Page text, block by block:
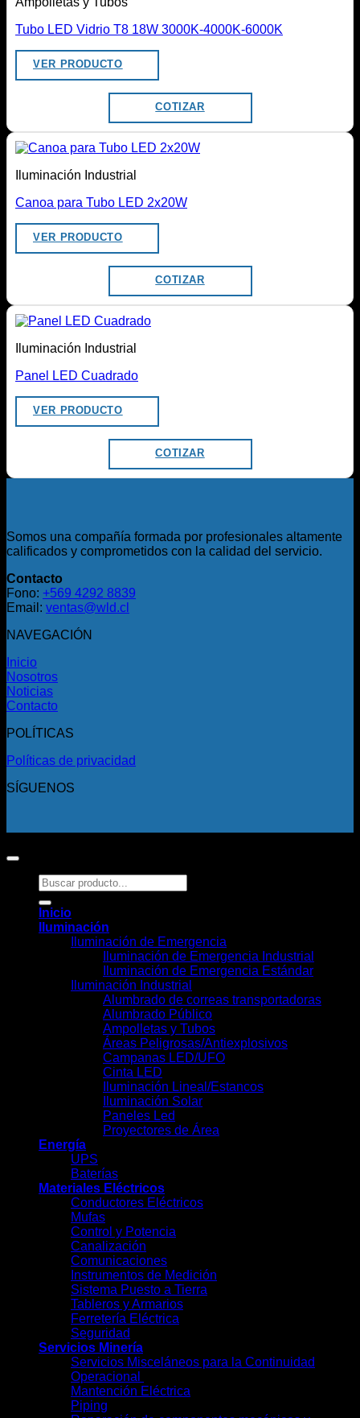
Tubo LED Vidrio T8 18W 3000K-4000K-6000K
VER PRODUCTO
COTIZAR
Iluminación Industrial
Canoa para Tubo LED 2x20W
VER PRODUCTO
COTIZAR
Iluminación Industrial
Panel LED Cuadrado
VER PRODUCTO
COTIZAR
Somos una compañía formada por profesionales altamente
calificados y comprometidos con la calidad del servicio.
Contacto
Fono: +569 4292 8839
Email: ventas@wld.cl
NAVEGACIÓN
Inicio
Nosotros
Noticias
Contacto
POLÍTICAS
Políticas de privacidad
SÍGUENOS
Buscar
por:
Inicio
Iluminación
Iluminación de Emergencia
Iluminación de Emergencia Industrial
Iluminación de Emergencia Estándar
Iluminación Industrial
Alumbrado de correas transportadoras
Alumbrado Público
Ampolletas y Tubos
Áreas Peligrosas/Antiexplosivos
Campanas LED/UFO
Cinta LED
Iluminación Lineal/Estancos
Iluminación Solar
Paneles Led
Proyectores de Área
Energía
UPS
Baterías
Materiales Eléctricos
Conductores Eléctricos
Mufas
Control y Potencia
Canalización
Comunicaciones
Instrumentos de Medición
Sistema Puesto a Tierra
Tableros y Armarios
Ferretería Eléctrica
Seguridad
Servicios Minería
Servicios Misceláneos para la Continuidad
Operacional
Mantención Eléctrica
Piping